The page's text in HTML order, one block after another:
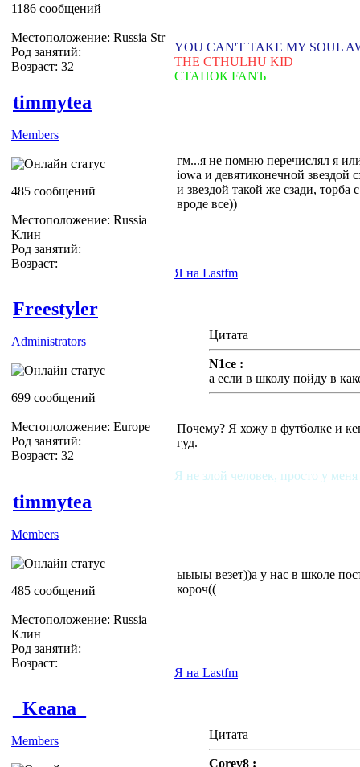
1186 сообщений
Местоположение: Russia Str
Род занятий:
Возраст: 32
YOU CAN'T TAKE MY SOUL
THE CTHULHU KID
СТАНОК FANЪ
timmytea
Members
485 сообщений
Местоположение: Russia
Клин
Род занятий:
Возраст:
гм...я не помню перечислял я
iowa и девятиконечной звездой
и звездой такой же сзади,
вроде все))
Я на Lastfm
Freestyler
Administrators
699 сообщений
Местоположение: Europe
Род занятий:
Возраст: 32
Цитата
N1ce :
а если в школу пойду в
Почему? Я хожу в футболке и
гуд.
Я не злой человек, просто у
timmytea
Members
485 сообщений
Местоположение: Russia
Клин
Род занятий:
Возраст:
ыыыы везет))а у нас в школе
короч((
Я на Lastfm
_Keana_
Members Цитата
Corey8 :